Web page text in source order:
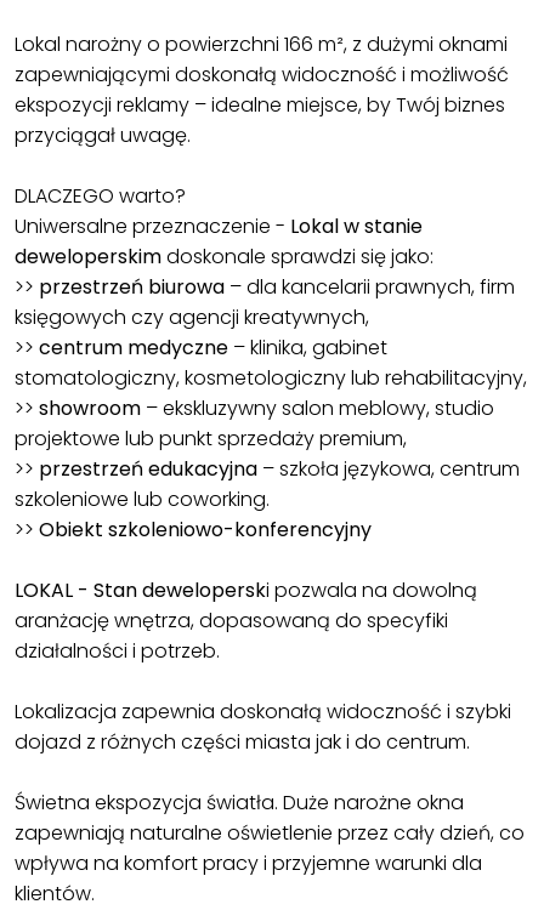
Lokal narożny o powierzchni 166 m², z dużymi oknami
zapewniającymi doskonałą widoczność i możliwość
ekspozycji reklamy – idealne miejsce, by Twój biznes
przyciągał uwagę.
DLACZEGO warto?
Uniwersalne przeznaczenie - Lokal w stanie
deweloperskimdoskonale sprawdzi się jako:
>> przestrzeń biurowa – dla kancelarii prawnych, firm
księgowych czy agencji kreatywnych,
>> centrum medyczne – klinika, gabinet
stomatologiczny, kosmetologiczny lub rehabilitacyjny,
>> showroom – ekskluzywny salon meblowy, studio
projektowe lub punkt sprzedaży premium,
>> przestrzeń edukacyjna – szkoła językowa, centrum
szkoleniowe lub coworking.
>> Obiekt szkoleniowo-konferencyjny
LOKAL - Stan deweloperski pozwala na dowolną
aranżację wnętrza, dopasowaną do specyfiki
działalności i potrzeb.
Lokalizacja zapewnia doskonałą widoczność i szybki
dojazd z różnych części miasta jak i do centrum.
Świetna ekspozycja światła. Duże narożne okna
zapewniają naturalne oświetlenie przez cały dzień, co
wpływa na komfort pracy i przyjemne warunki dla
klientów.